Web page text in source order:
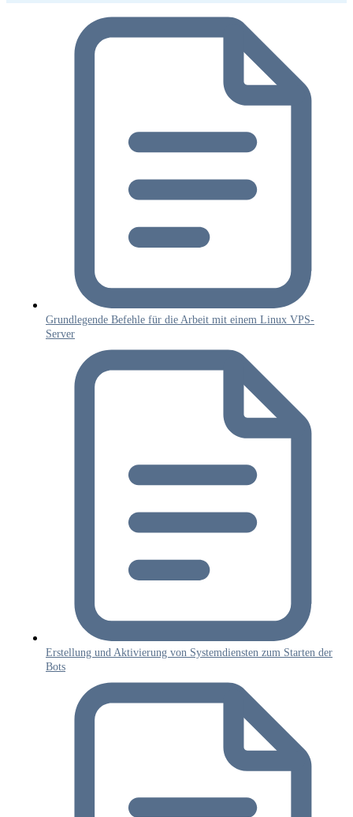
Grundlegende Befehle für die Arbeit mit einem Linux VPS-
Server
Erstellung und Aktivierung von Systemdiensten zum Starten der
Bots